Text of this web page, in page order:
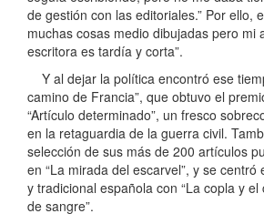
de gestión con las editoriales.” Por ello,
muchas cosas medio dibujadas pero mi
escritora es tardía y corta”.
Y al dejar la política encontró ese
camino de Francia”, que obtuvo el
“Artículo determinado”, un fresco
en la retaguardia de la guerra civil.
selección de sus más de 200 artículos
en “La mirada del escarvel”, y se
y tradicional española con “La copla y
de sangre”.